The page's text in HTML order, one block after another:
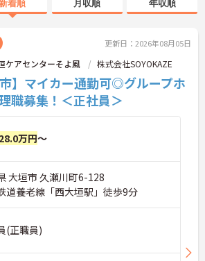
着順 月収順 年収順
更新日：2026年08月05日
ケアセンターそよ風 株式会社SOYOKAZE
市】マイカー通勤可◎グループホ
職募集！＜正社員＞
28.0万円～
大垣市 久瀬川町6-128
道養老線「西大垣駅」徒歩9分
(正職員)